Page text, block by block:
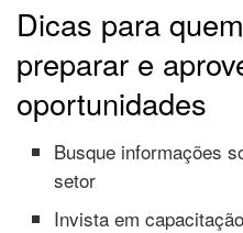
Dicas para
preparar e
oportunidades
Busque informações
setor
Invista em